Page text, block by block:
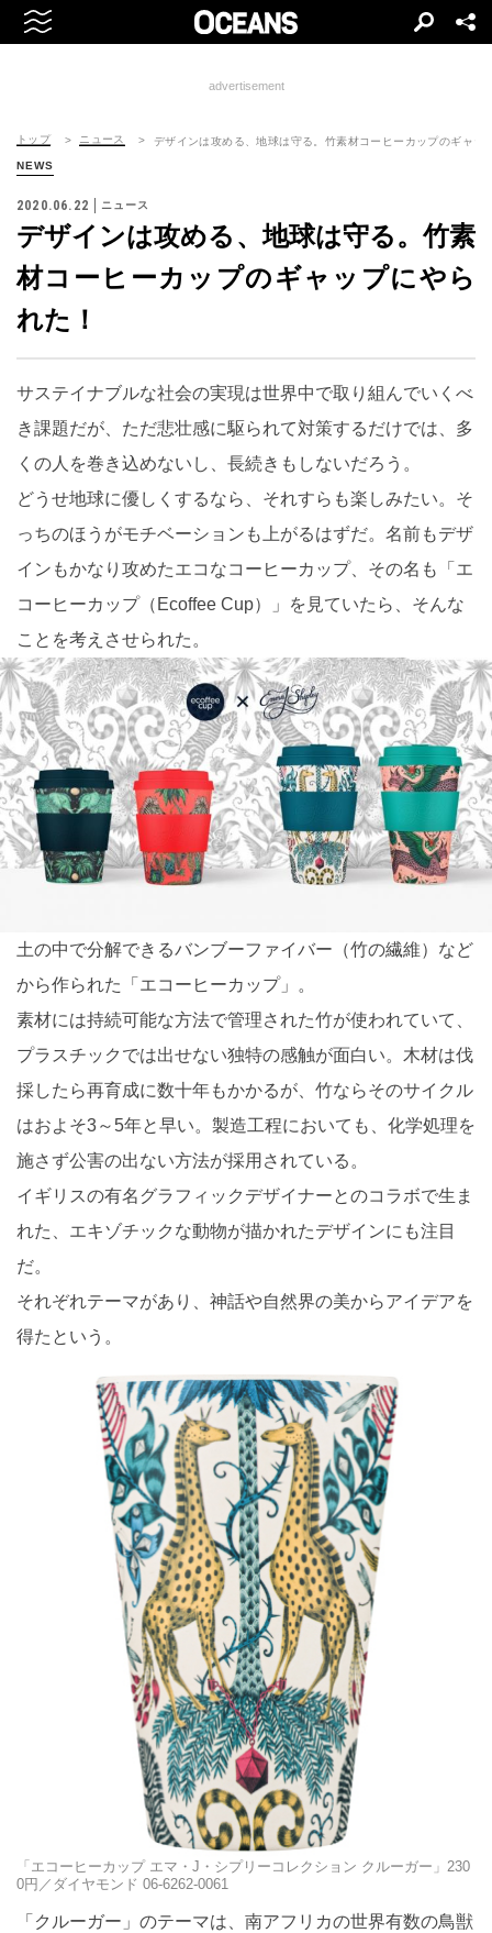
advertisement
トップ ニュース デザインは攻める、地球は守る。竹素材コーヒーカップのギャッ
NEWS
2020.06.22 ニュース
デザインは攻める、地球は守る。竹素
材コーヒーカップのギャップにやら
れた！
サステイナブルな社会の実現は世界中で取り組んでいくべ
き課題だが、ただ悲壮感に駆られて対策するだけでは、多
くの人を巻き込めないし、長続きもしないだろう。
どうせ地球に優しくするなら、それすらも楽しみたい。そ
っちのほうがモチベーションも上がるはずだ。名前もデザ
インもかなり攻めたエコなコーヒーカップ、その名も「エ
コーヒーカップ（Ecoffee Cup）」を見ていたら、そんな
ことを考えさせられた。
土の中で分解できるバンブーファイバー（竹の繊維）など
から作られた「エコーヒーカップ」。
素材には持続可能な方法で管理された竹が使われていて、
プラスチックでは出せない独特の感触が面白い。木材は伐
採したら再育成に数十年もかかるが、竹ならそのサイクル
はおよそ3～5年と早い。製造工程においても、化学処理を
施さず公害の出ない方法が採用されている。
イギリスの有名グラフィックデザイナーとのコラボで生ま
れた、エキゾチックな動物が描かれたデザインにも注目
だ。
それぞれテーマがあり、神話や自然界の美からアイデアを
得たという。
「エコーヒーカップ エマ・J・シプリーコレクション クルーガー」230
0円／ダイヤモンド 06-6262-0061
「クルーガー」のテーマは、南アフリカの世界有数の鳥獣